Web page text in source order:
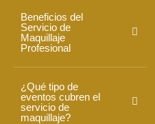
Beneficios del
Servicio de
Maquillaje
Profesional
¿Qué tipo de
eventos cubren el
servicio de
maquillaje?